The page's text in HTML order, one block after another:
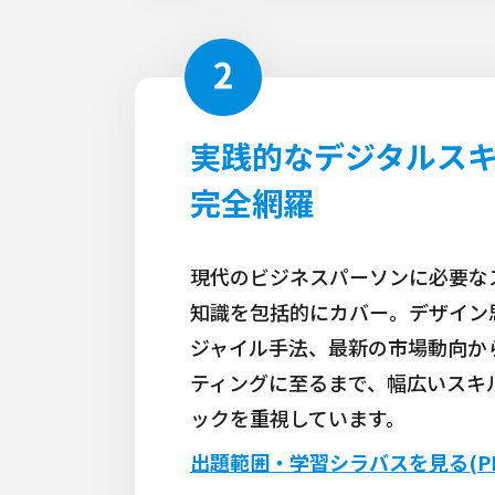
実践的なデジタルス
完全網羅
現代のビジネスパーソンに必要な
知識を包括的にカバー。デザイン
ジャイル手法、最新の市場動向か
ティングに至るまで、幅広いスキ
ックを重視しています。
出題範囲・学習シラバスを見る